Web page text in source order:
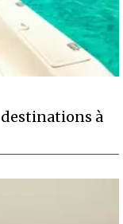
destinations à